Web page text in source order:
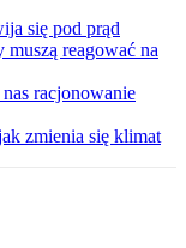
się pod prąd
reagować na
racjonowanie
zmienia się klimat